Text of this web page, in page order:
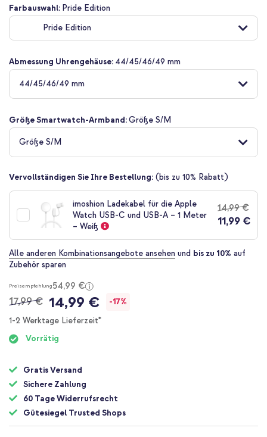
Zum
Anfang
Bildgalerie
Farbauswahl: Pride Edition
Pride Edition
Abmessung Uhrengehäuse: 44/45/46/49 mm
44/45/46/49 mm
Größe Smartwatch-Armband:Größe S/M
Größe S/M
Vervollständigen Sie Ihre Bestellung: (bis zu 10% Rabatt)
imoshion Ladekabel für die Apple
Watch USB-C und USB-A – 1 Meter
– Weiß
14,99 €
11,99 €
Alle anderen Kombinationsangebote ansehen und bis zu 10% auf
Zubehör sparen
Preisempfehlung54,99 €
17,99 € 14,99 €
-17%
1-2 Werktage Lieferzeit*
Vorrätig
Gratis Versand
Sichere Zahlung
60 Tage Widerrufsrecht
Gütesiegel Trusted Shops